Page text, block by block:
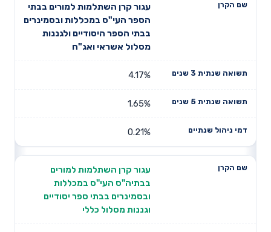
שנתית 3
תשואה
שנתית 5
שנים
דמי ניהול
שנתיים
עגור קרן השתלמות למורים בבתי
הספר העי"ס במכללות ובסמינרים
בבתי הספר היסודיים ולגננות
מסלול אשראי ואג"ח
4.17%
1.65%
0.21%
עגור קרן השתלמות למורים
בבתיה"ס העי"ס במכללות
ובסמינרים בבתי ספר יסודיים
וגננות מסלול כללי